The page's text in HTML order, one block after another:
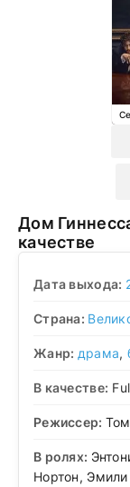
Дом Гиннесса (2025) смотреть в
качестве
Дата выхода:
Страна:
Жанр: драма,
В качестве:
Режиссер:
В ролях:
Нортон,